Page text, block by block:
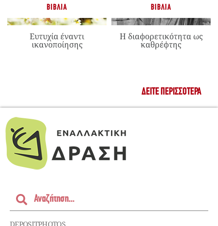
ΒΙΒΛΊΑ
Ευτυχία έναντι
ικανοποίησης
ΒΙΒΛΊΑ
Η διαφορετικότητα ως
καθρέφτης
ΔΕΊΤΕ ΠΕΡΙΣΣΌΤΕΡΑ